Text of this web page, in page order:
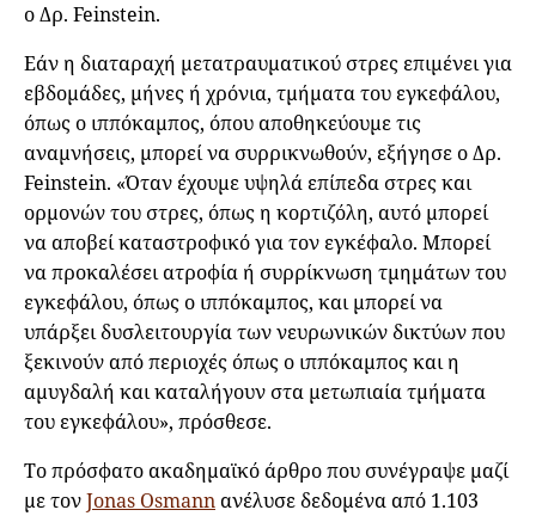
ο Δρ. Feinstein.
Εάν η διαταραχή μετατραυματικού στρες επιμένει για
εβδομάδες, μήνες ή χρόνια, τμήματα του εγκεφάλου,
όπως ο ιππόκαμπος, όπου αποθηκεύουμε τις
αναμνήσεις, μπορεί να συρρικνωθούν, εξήγησε ο Δρ.
Feinstein. «Όταν έχουμε υψηλά επίπεδα στρες και
ορμονών του στρες, όπως η κορτιζόλη, αυτό μπορεί
να αποβεί καταστροφικό για τον εγκέφαλο. Μπορεί
να προκαλέσει ατροφία ή συρρίκνωση τμημάτων του
εγκεφάλου, όπως ο ιππόκαμπος, και μπορεί να
υπάρξει δυσλειτουργία των νευρωνικών δικτύων που
ξεκινούν από περιοχές όπως ο ιππόκαμπος και η
αμυγδαλή και καταλήγουν στα μετωπιαία τμήματα
του εγκεφάλου», πρόσθεσε.
Το πρόσφατο ακαδημαϊκό άρθρο που συνέγραψε μαζί
με τονJonas Osmannανέλυσε δεδομένα από 1.103